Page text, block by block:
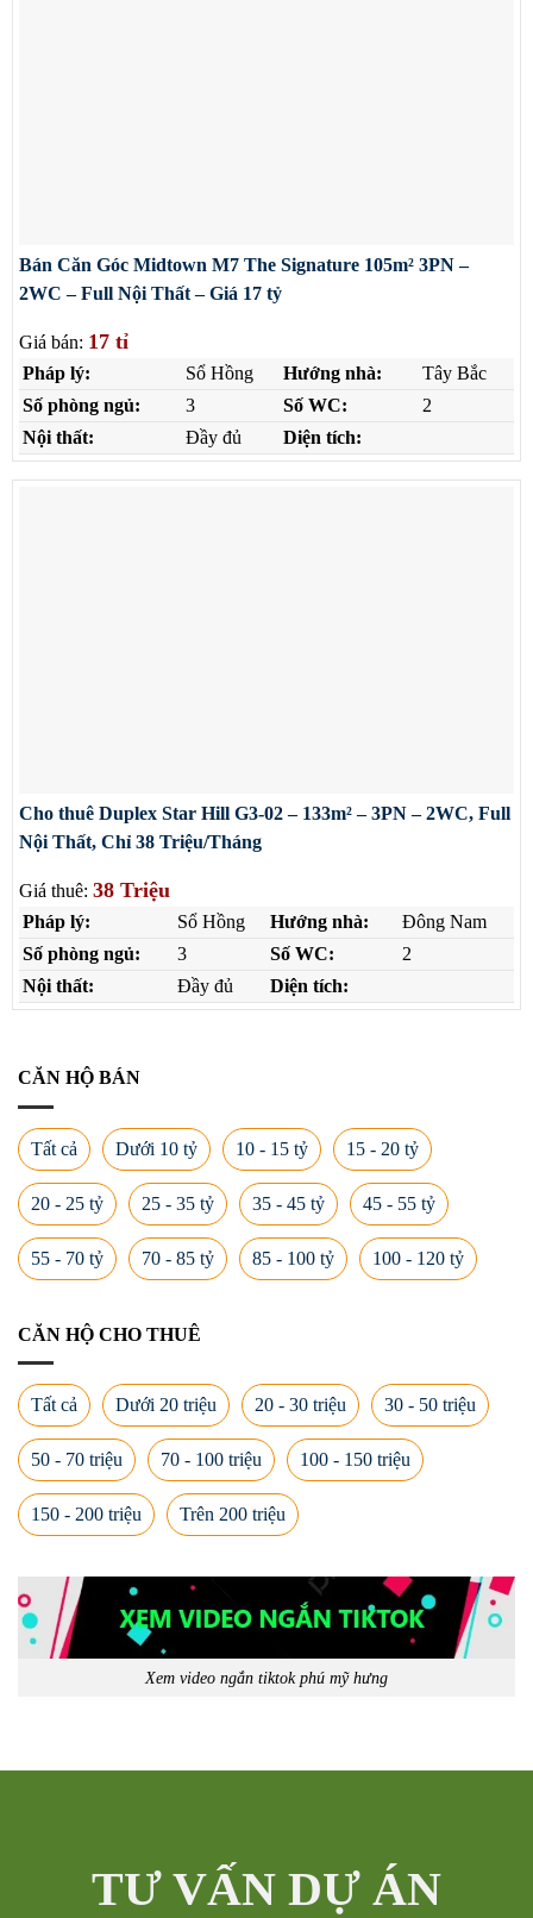
Bán Căn Góc Midtown M7 The Signature 105m² 3PN –
2WC – Full Nội Thất – Giá 17 tỷ
Giá bán: 17 tỉ
Pháp lý: Sổ Hồng Hướng nhà:
Tây Bắc
Số phòng ngủ:
3 Số WC:
2
Nội thất:
Đầy đủ Diện tích:
Cho thuê Duplex Star Hill G3-02 – 133m² – 3PN – 2WC, Full
Nội Thất, Chỉ 38 Triệu/Tháng
Giá thuê: 38 Triệu
Pháp lý: Sổ Hồng Hướng nhà:
Đông Nam
Số phòng ngủ:
3 Số WC:
2
Nội thất:
Đầy đủ Diện tích:
CĂN HỘ BÁN
Tất cả Dưới 10 tỷ 10 - 15 tỷ 15 - 20 tỷ
20 - 25 tỷ 25 - 35 tỷ 35 - 45 tỷ 45 - 55 tỷ
55 - 70 tỷ 70 - 85 tỷ 85 - 100 tỷ 100 - 120 tỷ
CĂN HỘ CHO THUÊ
Tất cả Dưới 20 triệu 20 - 30 triệu 30 - 50 triệu
50 - 70 triệu 70 - 100 triệu 100 - 150 triệu
150 - 200 triệu Trên 200 triệu
Xem video ngắn tiktok phú mỹ hưng
TƯ VẤN DỰ ÁN